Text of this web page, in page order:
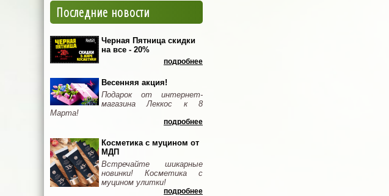
Последние новости
Черная Пятница скидки
на все - 20%
подробнее
Весенняя акция!
Подарок от интернет-
магазина Леккос к 8
Марта!
подробнее
Косметика с муцином от
МДП
Встречайте шикарные
новинки! Косметика с
муцином улитки!
подробнее